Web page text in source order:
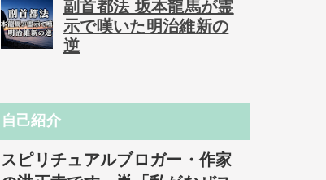
副首都法 坂本龍馬が霊
示で嘆いた明治維新の
逆
自己紹介
スピリチュアルブロガー・作家